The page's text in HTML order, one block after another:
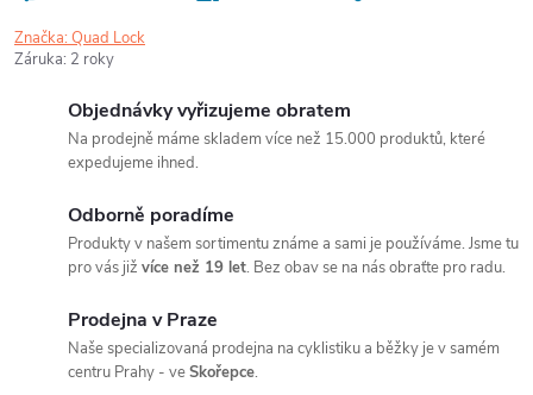
Značka:Quad Lock
Záruka: 2 roky
Objednávky vyřizujeme obratem
Na prodejně máme skladem více než 15.000 produktů, které
expedujeme ihned.
Odborně poradíme
Produkty v našem sortimentu známe a sami je používáme. Jsme tu
pro vás již více než 19 let. Bez obav se na nás obraťte pro radu.
Prodejna v Praze
Naše specializovaná prodejna na cyklistiku a běžky je v samém
centru Prahy - veSkořepce.